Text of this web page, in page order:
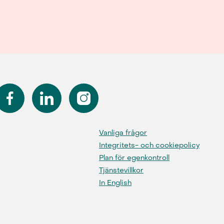
Vanliga frågor
Integritets- och cookiepolicy
Plan för egenkontroll
Tjänstevillkor
In English